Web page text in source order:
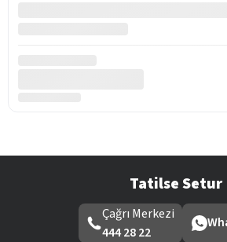
Tatilse Setur
Çağrı Merkezi
444 28 22